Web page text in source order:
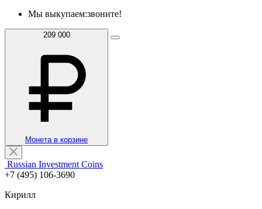
Мы выкупаем:звоните!
209 000
Монета в корзине
Russian Investment Coins
+7 (495) 106-3690
Кирилл